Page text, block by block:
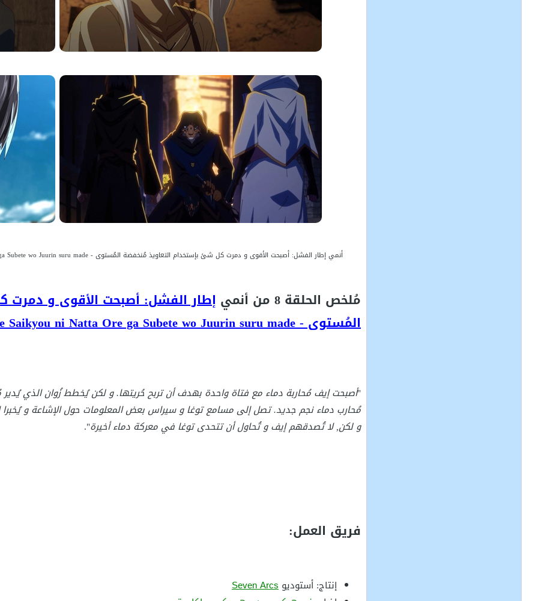
أنمي إطار الفشل: أصبحت الأقوى و دمرت كل شئ بإستخدام التعاويذ مُنخفضة المُستوى - Hazurewaku no "Joutai Ijou Skill" de Saikyou ni Natta Ore ga Subete wo Juurin suru made - صور من الحلقة 8
مُلخص الحلقة 8 من أنمي
إطار الفشل: أصبحت الأقوى و دمرت
المُستوى - Hazurewaku no "Joutai Ijou Skill" de Saikyou ni Natta Ore ga Subete wo Juurin suru made
"أصبحت إيف مُحاربة دماء مع فتاة واحدة بهدف أن تربح حُريتها. و لكن يُخطط زُوان الذي
مُحارب دماء نجم جديد. تصل إلى مسامع توغا و سيراس بعض المعلومات حول الإشاعة و
و لكن, لا تُصدقهم إيف و تُحاول أن تتحدى توغا في معركة دماء أخيرة".
فريق العمل:
إنتاج: أستوديو Seven Arcs